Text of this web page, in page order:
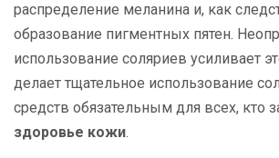
распределение меланина и, как
образование пигментных пятен.
использование соляриев усиливает
делает тщательное использование
средств обязательным для всех, кто
здоровье кожи.